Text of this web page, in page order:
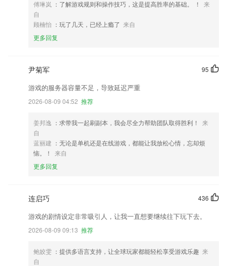
傅琳岚 ：了解游戏规则和操作技巧，这是提高胜率的基础。 ！
来
自
顾楠怡 ：玩了几天，已经上瘾了 来自
更多回复
95
尹菊军
游戏的服务器容量不足，导致延迟严重
2026-08-09 04:52 推荐
姜邦逸 ：求带我一起刷副本，我会尽全力帮助团队取得胜利！
来
自
蓝丽建 ：无论是单机还是在线游戏，都能让我放松心情，忘却烦
恼。！
来自
更多回复
436
连启巧
游戏的剧情设定非常吸引人，让我一直想要继续往下玩下去。
2026-08-09 09:13 推荐
鲍姣雯 ：提供多语言支持，让全球玩家都能轻松享受游戏乐趣 来
自